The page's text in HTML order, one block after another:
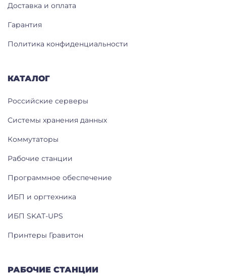
КАТАЛОГ
Российские серверы
Системы хранения данных
Коммутаторы
Рабочие станции
Программное обеспечение
ИБП и оргтехника
ИБП SKAT-UPS
Принтеры Гравитон
РАБОЧИЕ СТАНЦИИ
Доставка и оплата
Гарантия
Политика конфиденциальности